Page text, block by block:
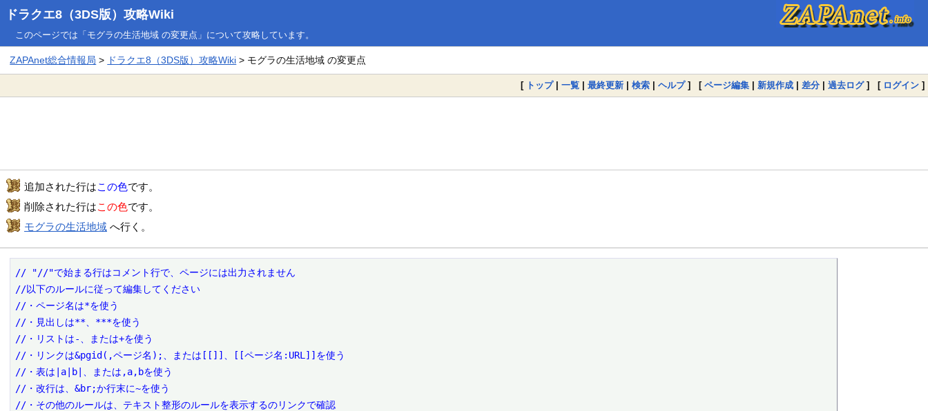
ドラクエ8（3DS版）攻略Wiki
このページでは「モグラの生活地域 の変更点」について攻略しています。
ZAPAnet総合情報局 > ドラクエ8（3DS版）攻略Wiki > モグラの生活地域 の変更点
[ トップ| 一覧 | 最終更新 | 検索 | ヘルプ] [ ページ編集 | 新規作成 | 差分 | 過去ログ] [ ログイン ]
追加された行はこの色です。
削除された行はこの色です。
モグラの生活地域 へ行く。
// "//"で始まる行はコメント行で、ページには出力されません
//以下のルールに従って編集してください
//・ページ名は*を使う
//・見出しは**、***を使う
//・リストは-、または+を使う
//・リンクは&pgid(,ページ名);、または[[]]、[[ページ名:URL]]を使う
//・表は|a|b|、または,a,bを使う
//・改行は、&br;か行末に~を使う
//・その他のルールは、テキスト整形のルールを表示するのリンクで確認